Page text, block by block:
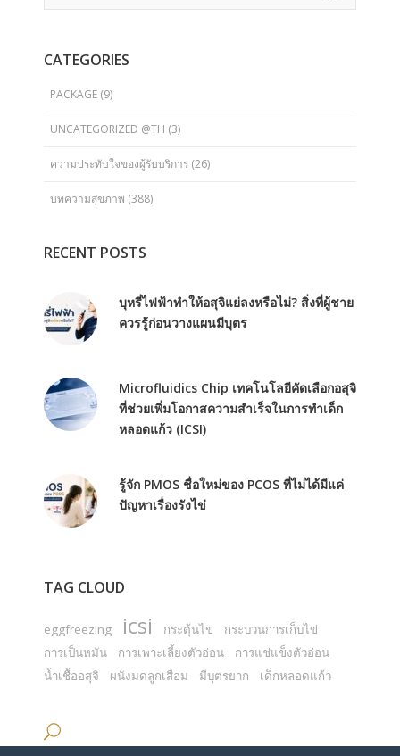
CATEGORIES
PACKAGE (9)
UNCATEGORIZED @TH (3)
ความประทับใจของผู้รับบริการ (26)
บทความสุขภาพ (388)
RECENT POSTS
บุหรี่ไฟฟ้าทำให้อสุจิแย่ลงหรือไม่? สิ่งที่ผู้ชาย
ควรรู้ก่อนวางแผนมีบุตร
Microfluidics Chip เทคโนโลยีคัดเลือกอสุจิ
ที่ช่วยเพิ่มโอกาสความสำเร็จในการทำเด็ก
หลอดแก้ว (ICSI)
รู้จัก PMOS ชื่อใหม่ของ PCOS ที่ไม่ได้มีแค่
ปัญหาเรื่องรังไข่
TAG CLOUD
eggfreezing icsi กระตุ้นไข่
กระบวนการเก็บไข่
การเป็นหมัน
การเพาะเลี้ยงตัวอ่อน
การแช่แข็งตัวอ่อน
น้ำเชื้ออสุจิ
ผนังมดลูกเสื่อม มีบุตรยาก เด็กหลอดแก้ว